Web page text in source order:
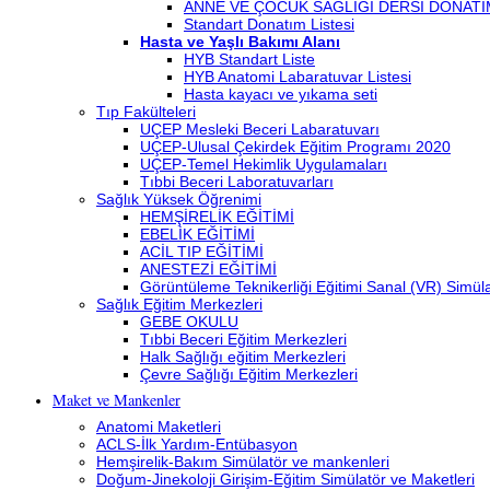
ANNE VE ÇOCUK SAĞLIĞI DERSİ
Standart Donatım Listesi
Hasta ve Yaşlı Bakımı Alanı
HYB Standart Liste
HYB Anatomi Labaratuvar Listesi
Hasta kayacı ve yıkama seti
Tıp Fakülteleri
UÇEP Mesleki Beceri Labaratuvarı
UÇEP-Ulusal Çekirdek Eğitim Programı 2020
UÇEP-Temel Hekimlik Uygulamaları
Tıbbi Beceri Laboratuvarları
Sağlık Yüksek Öğrenimi
HEMŞİRELİK EĞİTİMİ
EBELİK EĞİTİMİ
ACİL TIP EĞİTİMİ
ANESTEZİ EĞİTİMİ
Görüntüleme Teknikerliği Eğitimi Sanal (VR)
Sağlık Eğitim Merkezleri
GEBE OKULU
Tıbbi Beceri Eğitim Merkezleri
Halk Sağlığı eğitim Merkezleri
Çevre Sağlığı Eğitim Merkezleri
Maket ve Mankenler
Anatomi Maketleri
ACLS-İlk Yardım-Entübasyon
Hemşirelik-Bakım Simülatör ve mankenleri
Doğum-Jinekoloji Girişim-Eğitim Simülatör ve Maketleri